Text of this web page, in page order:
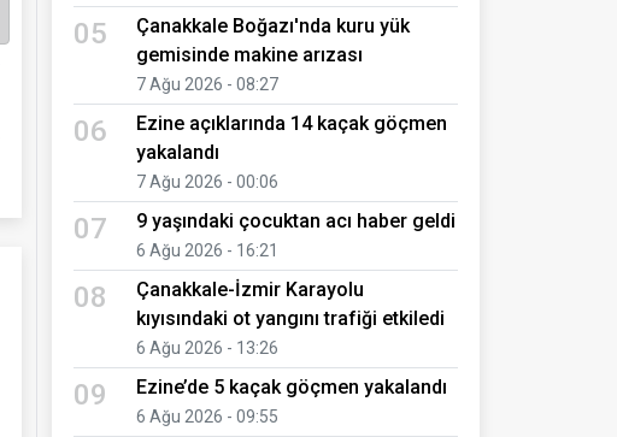
05
Çanakkale Boğazı'nda kuru yük
gemisinde makine arızası
7 Ağu 2026 - 08:27
06
Ezine açıklarında 14 kaçak göçmen
yakalandı
7 Ağu 2026 - 00:06
07 9 yaşındaki çocuktan acı haber geldi
6 Ağu 2026 - 16:21
08
Çanakkale-İzmir Karayolu
kıyısındaki ot yangını trafiği etkiledi
6 Ağu 2026 - 13:26
09 Ezine’de 5 kaçak göçmen yakalandı
6 Ağu 2026 - 09:55